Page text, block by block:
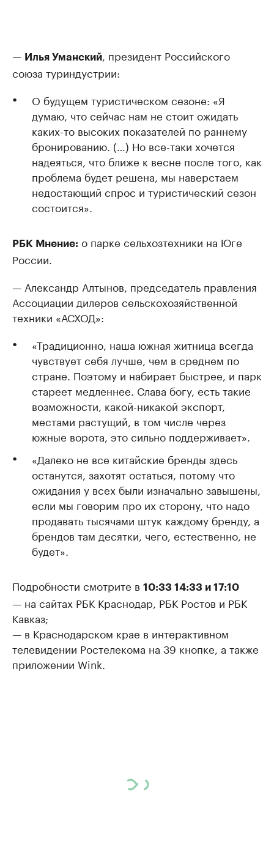
— Илья Уманский
, президент Российского
союза туриндустрии:
О будущем туристическом сезоне: «Я
думаю, что сейчас нам не стоит ожидать
каких-то высоких показателей по раннему
бронированию. (…) Но все-таки хочется
надеяться, что ближе к весне после того, как
проблема будет решена, мы наверстаем
недостающий спрос и туристический сезон
состоится».
РБК Мнение: о парке сельхозтехники на Юге
России.
— Александр Алтынов, председатель правления
Ассоциации дилеров сельскохозяйственной
техники «АСХОД»:
«Традиционно, наша южная житница всегда
чувствует себя лучше, чем в среднем по
стране. Поэтому и набирает быстрее, и парк
стареет медленнее. Слава богу, есть такие
возможности, какой-никакой экспорт,
местами растущий, в том числе через
южные ворота, это сильно поддерживает».
«Далеко не все китайские бренды здесь
останутся, захотят остаться, потому что
ожидания у всех были изначально завышены,
если мы говорим про их сторону, что надо
продавать тысячами штук каждому бренду, а
брендов там десятки, чего, естественно, не
будет».
Подробности смотрите в 10:33 14:33 и 17:10
— на сайтах РБК Краснодар, РБК Ростов и РБК
Кавказ;
— в Краснодарском крае в интерактивном
телевидении Ростелекома на 39 кнопке, а также
приложении Wink.